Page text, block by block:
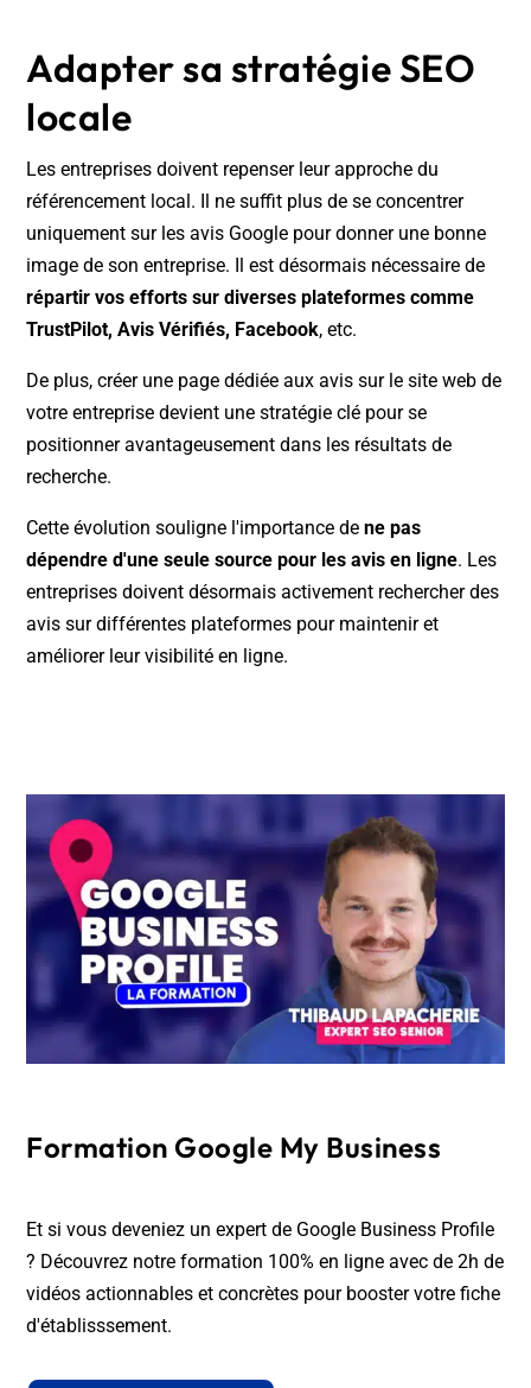
Adapter sa stratégie SEO
locale
Les entreprises doivent repenser leur approche du
référencement local. Il ne suffit plus de se concentrer
uniquement sur les avis Google pour donner une bonne
image de son entreprise. Il est désormais nécessaire de
répartir vos efforts sur diverses plateformes comme
TrustPilot, Avis Vérifiés, Facebook, etc.
De plus, créer une page dédiée aux avis sur le site web de
votre entreprise devient une stratégie clé pour se
positionner avantageusement dans les résultats de
recherche.
Cette évolution souligne l'importance dene pas
dépendre d'une seule source pour les avis en ligne. Les
entreprises doivent désormais activement rechercher des
avis sur différentes plateformes pour maintenir et
améliorer leur visibilité en ligne.
Formation Google My Business
Et si vous deveniez un expert de Google Business Profile
? Découvrez notre formation 100% en ligne avec de 2h de
vidéos actionnables et concrètes pour booster votre fiche
d'établisssement.